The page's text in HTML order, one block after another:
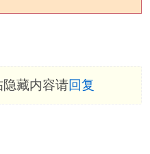
藏内容请回复